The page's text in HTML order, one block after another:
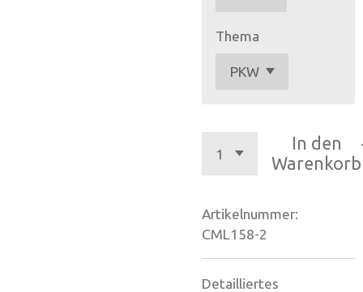
Thema
In den
Warenkorb
Artikelnummer:
CML158-2
Detailliertes